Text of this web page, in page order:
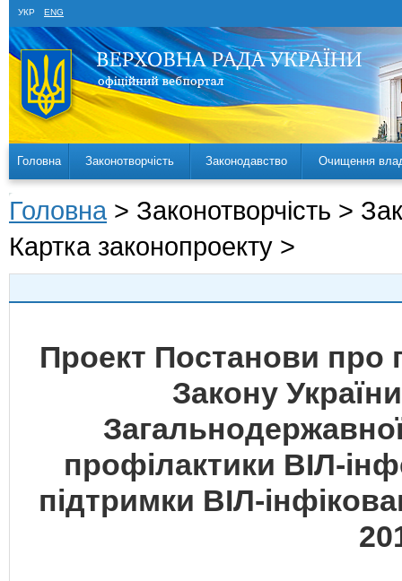
УКР ENG
Головна Законотворчість Законодавство Очищення
Головна > Законотворчість >
Картка законопроекту >
Проект Постанови про
Закону
профілактики ВІЛ-
підтримки ВІЛ-